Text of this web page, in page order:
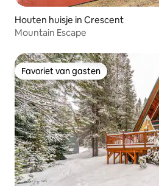
Houten huisje in Crescent
Mountain Escape
Favoriet van gasten
Favoriet van gasten